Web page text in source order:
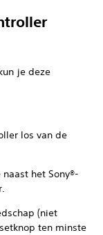
je deze
los van de
het Sony®-
(niet
ten minste